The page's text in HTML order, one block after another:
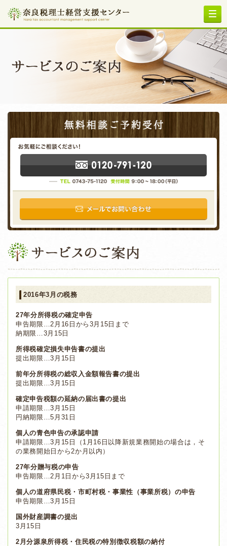
2016年3月の税務
27年分所得税の確定申告
申告期限…2月16日から3月15日まで
納期限…3月15日
所得税確定損失申告書の提出
提出期限…3月15日
前年分所得税の総収入金額報告書の提出
提出期限…3月15日
確定申告税額の延納の届出書の提出
申請期限…3月15日
円納期限…5月31日
個人の青色申告の承認申請
申請期限…3月15日（1月16日以降新規業務開始の場合は，そ
の業務開始日から2か月以内）
27年分贈与税の申告
申告期限…2月1日から3月15日まで
個人の道府県民税・市町村税・事業性（事業所税）の申告
申告期限…3月15日
国外財産調書の提出
3月15日
2月分源泉所得税・住民税の特別徴収税額の納付